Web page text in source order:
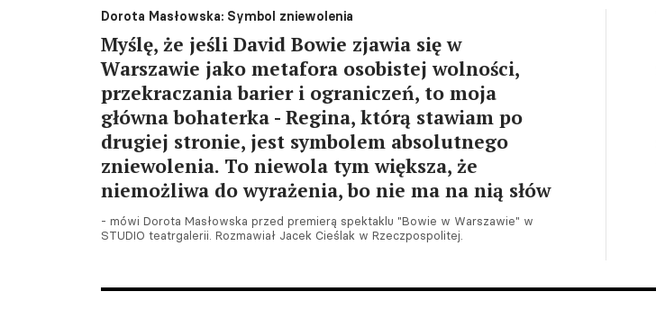
Dorota Masłowska: Symbol zniewolenia
Myślę, że jeśli David Bowie zjawia się w
Warszawie jako metafora osobistej wolności,
przekraczania barier i ograniczeń, to moja
główna bohaterka - Regina, którą stawiam po
drugiej stronie, jest symbolem absolutnego
zniewolenia. To niewola tym większa, że
niemożliwa do wyrażenia, bo nie ma na nią słów
- mówi Dorota Masłowska przed premierą spektaklu "Bowie w Warszawie" w
STUDIO teatrgalerii. Rozmawiał Jacek Cieślak w Rzeczpospolitej.